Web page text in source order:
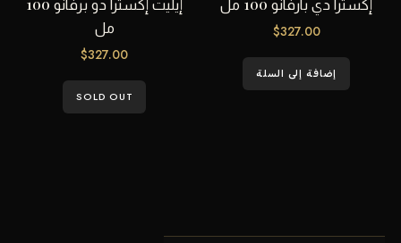
$327.00
إضافة إلى السلة
مل
$327.00
SOLD OUT